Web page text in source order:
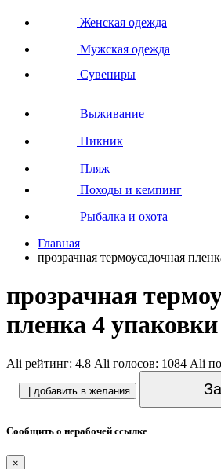
Женская одежда
Мужская одежда
Сувениры
Выживание
Пикник
Пляж
Походы и кемпинг
Рыбалка и охота
Главная
прозрачная термоусадочная
прозрачная
пленка 4
Ali рейтинг: 4.8 Ali голосов: 1084 Ali
| добавить в желания
Сообщить о нерабочей ссылке
×